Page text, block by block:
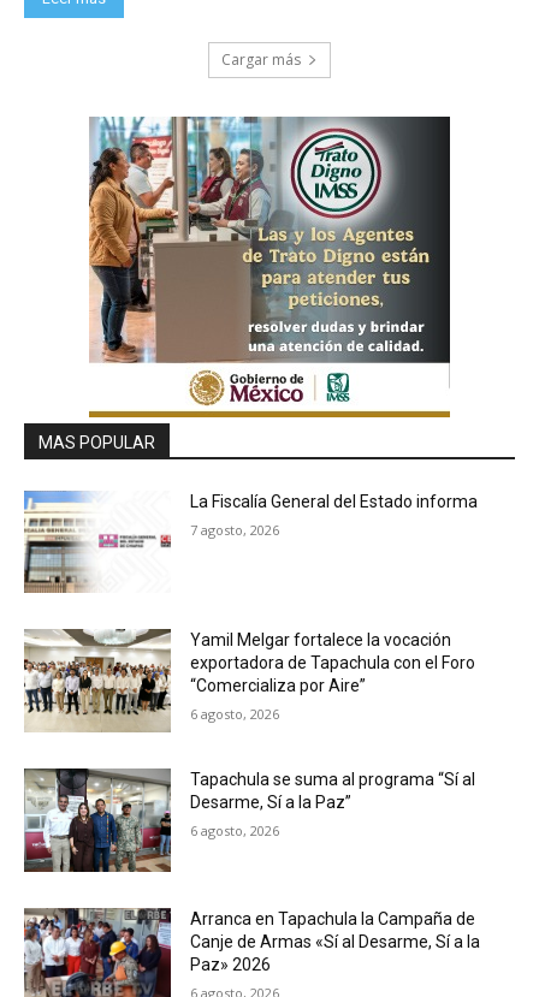
Cargar más
MAS POPULAR
La Fiscalía General del Estado informa
7 agosto, 2026
Yamil Melgar fortalece la vocación
exportadora de Tapachula con el Foro
“Comercializa por Aire”
6 agosto, 2026
Tapachula se suma al programa “Sí al
Desarme, Sí a la Paz”
6 agosto, 2026
Arranca en Tapachula la Campaña de
Canje de Armas «Sí al Desarme, Sí a la
Paz» 2026
6 agosto, 2026